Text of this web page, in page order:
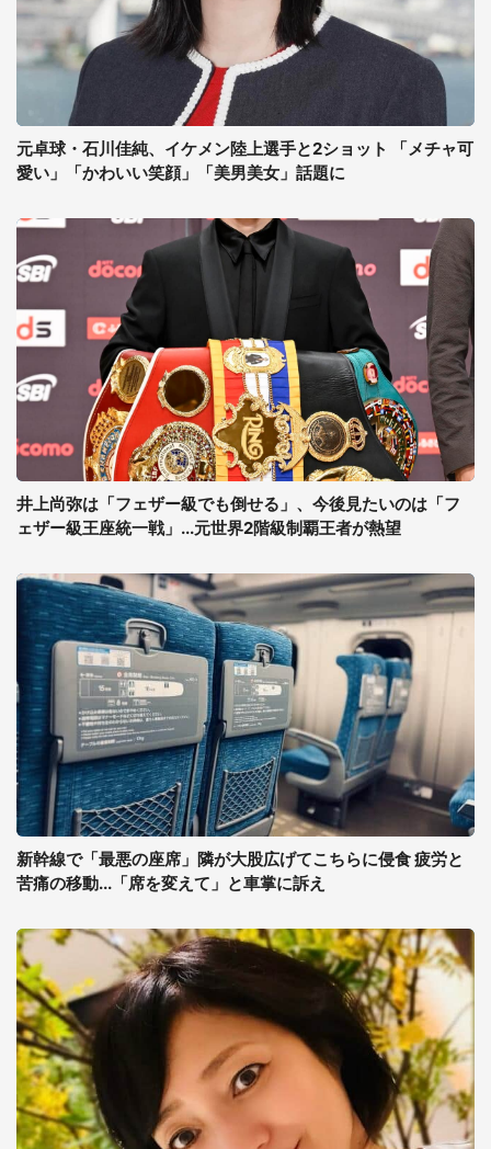
元卓球・石川佳純、イケメン陸上選手と2ショット 「メチャ可
愛い」「かわいい笑顔」「美男美女」話題に
井上尚弥は「フェザー級でも倒せる」、今後見たいのは「フ
ェザー級王座統一戦」...元世界2階級制覇王者が熱望
新幹線で「最悪の座席」隣が大股広げてこちらに侵食 疲労と
苦痛の移動...「席を変えて」と車掌に訴え